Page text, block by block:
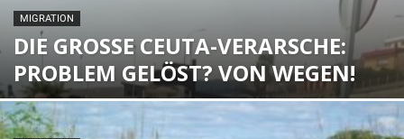
MIGRATION
DIE GROSSE CEUTA-VERARSCHE: P
ROBLEM GELÖST? VON WEGEN!